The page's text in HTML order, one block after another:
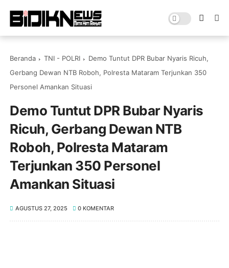
Beranda TNI - POLRI
Demo Tuntut DPR Bubar Nyaris Ricuh,
Gerbang Dewan NTB Roboh, Polresta Mataram Terjunkan 350
Personel Amankan Situasi
Demo Tuntut DPR Bubar Nyaris
Ricuh, Gerbang Dewan NTB
Roboh, Polresta Mataram
Terjunkan 350 Personel
Amankan Situasi
AGUSTUS 27, 2025 0 KOMENTAR